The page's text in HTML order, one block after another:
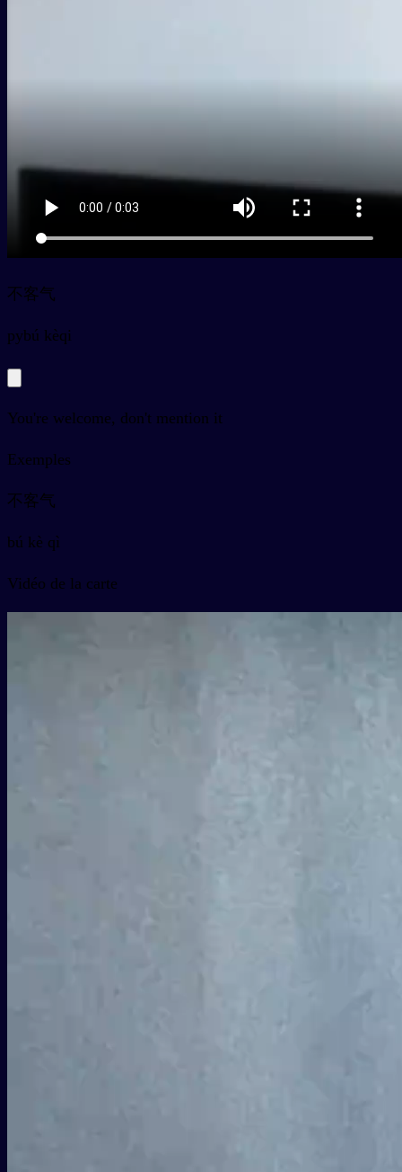
不客气
pybú kèqi
You're welcome, don't mention it
Exemples
不客气
bú kè qì
Vidéo de la carte